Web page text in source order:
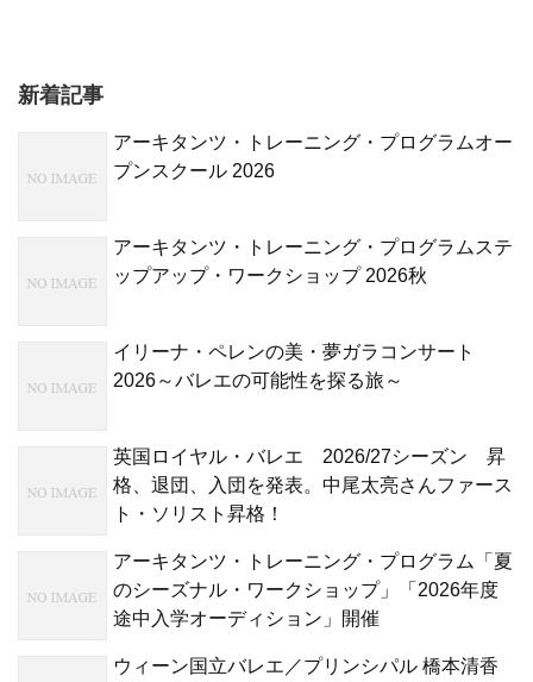
新着記事
アーキタンツ・トレーニング・プログラムオー
プンスクール 2026
アーキタンツ・トレーニング・プログラムステ
ップアップ・ワークショップ 2026秋
イリーナ・ペレンの美・夢ガラコンサート
2026～バレエの可能性を探る旅～
英国ロイヤル・バレエ 2026/27シーズン 昇
格、退団、入団を発表。中尾太亮さんファース
ト・ソリスト昇格！
アーキタンツ・トレーニング・プログラム「夏
のシーズナル・ワークショップ」「2026年度
途中入学オーディション」開催
ウィーン国立バレエ／プリンシパル 橋本清香